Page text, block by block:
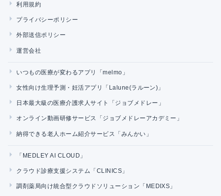
利用規約
プライバシーポリシー
外部送信ポリシー
運営会社
いつもの医療が変わるアプリ「melmo」
女性向け生理予測・妊活アプリ「Lalune(ラルーン)」
日本最大級の医療介護求人サイト「ジョブメドレー」
オンライン動画研修サービス「ジョブメドレーアカデミー」
納得できる老人ホーム紹介サービス「みんかい」
「MEDLEY AI CLOUD」
クラウド診療支援システム「CLINICS」
調剤薬局向け統合型クラウドソリューション「MEDIXS」